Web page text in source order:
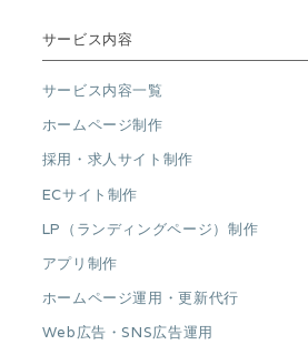
サービス内容
サービス内容一覧
ホームページ制作
採用・求人サイト制作
ECサイト制作
LP（ランディングページ）制作
アプリ制作
ホームページ運用・更新代行
Web広告・SNS広告運用